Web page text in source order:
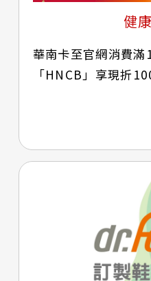
健
華南卡至官網消費
「HNCB」享現折